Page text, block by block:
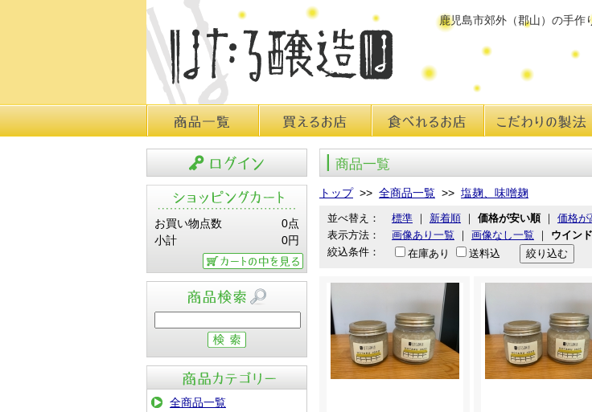
鹿児島市郊外（郡山）の手作
ログイン
お買い物点数
0点
小計
0円
カートの中を見る
商品カテゴリ
全商品一覧
商品一覧
トップ>> 全商品一覧 >> 塩麹、味噌麹
並べ替え： 標準 ｜ 新着順 ｜ 価格が安い順｜ 価格が
表示方法：
画像あり一覧 ｜ 画像なし一覧 ｜ ウイン
絞込条件：
在庫あり 送料込